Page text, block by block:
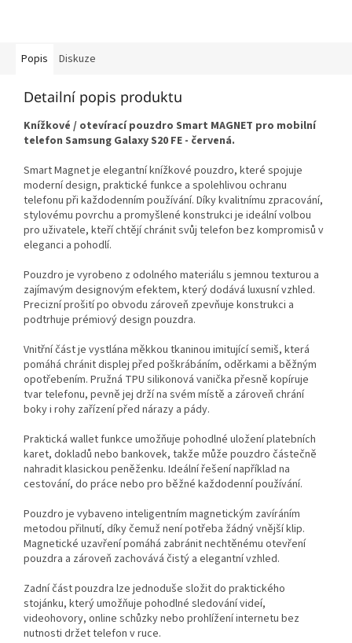
Popis Diskuze
Detailní popis produktu
Knížkové / otevírací pouzdro Smart MAGNET pro mobilní
telefon Samsung Galaxy S20 FE - červená.
Smart Magnet je elegantní knížkové pouzdro, které spojuje
moderní design, praktické funkce a spolehlivou ochranu
telefonu při každodenním používání. Díky kvalitnímu zpracování,
stylovému povrchu a promyšlené konstrukci je ideální volbou
pro uživatele, kteří chtějí chránit svůj telefon bez kompromisů v
eleganci a pohodlí.
Pouzdro je vyrobeno z odolného materiálu s jemnou texturou a
zajímavým designovým efektem, který dodává luxusní vzhled.
Precizní prošití po obvodu zároveň zpevňuje konstrukci a
podtrhuje prémiový design pouzdra.
Vnitřní část je vystlána měkkou tkaninou imitující semiš, která
pomáhá chránit displej před poškrábáním, oděrkami a běžným
opotřebením. Pružná TPU silikonová vanička přesně kopíruje
tvar telefonu, pevně jej drží na svém místě a zároveň chrání
boky i rohy zařízení před nárazy a pády.
Praktická wallet funkce umožňuje pohodlné uložení platebních
karet, dokladů nebo bankovek, takže může pouzdro částečně
nahradit klasickou peněženku. Ideální řešení například na
cestování, do práce nebo pro běžné každodenní používání.
Pouzdro je vybaveno inteligentním magnetickým zavíráním
metodou přilnutí, díky čemuž není potřeba žádný vnější klip.
Magnetické uzavření pomáhá zabránit nechtěnému otevření
pouzdra a zároveň zachovává čistý a elegantní vzhled.
Zadní část pouzdra lze jednoduše složit do praktického
stojánku, který umožňuje pohodlné sledování videí,
videohovory, online schůzky nebo prohlížení internetu bez
nutnosti držet telefon v ruce.